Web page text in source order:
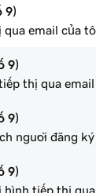
9)
email của
9)
thị qua
9)
người đăng
9)
hình tiếp thị